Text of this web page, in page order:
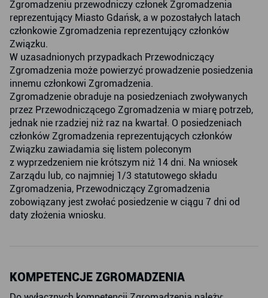
Zgromadzeniu przewodniczy członek Zgromadzenia
reprezentujący Miasto Gdańsk, a w pozostałych latach
członkowie Zgromadzenia reprezentujący członków
Związku.
W uzasadnionych przypadkach Przewodniczący
Zgromadzenia może powierzyć prowadzenie posiedzenia
innemu członkowi Zgromadzenia.
Zgromadzenie obraduje na posiedzeniach zwoływanych
przez Przewodniczącego Zgromadzenia w miarę potrzeb,
jednak nie rzadziej niż raz na kwartał. O posiedzeniach
członków Zgromadzenia reprezentujących członków
Związku zawiadamia się listem poleconym
z wyprzedzeniem nie krótszym niż 14 dni. Na wniosek
Zarządu lub, co najmniej 1/3 statutowego składu
Zgromadzenia, Przewodniczący Zgromadzenia
zobowiązany jest zwołać posiedzenie w ciągu 7 dni od
daty złożenia wniosku.
KOMPETENCJE ZGROMADZENIA